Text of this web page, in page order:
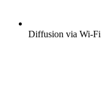
Diffusion via Wi-Fi